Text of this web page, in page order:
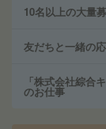
10名以上の大量
友だちと一緒の
「株式会社綜合
のお仕事